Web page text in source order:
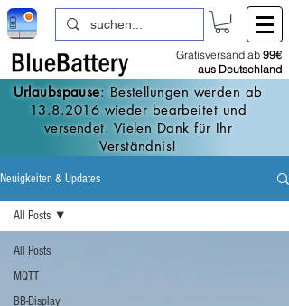
Gratisversand ab 99€
aus Deutschland
Urlaubspause: Bestellungen werden ab
13.8.2016 wieder bearbeitet und
versendet. Vielen Dank für Ihr
Verständnis!
Neuigkeiten & Updates
All Posts
MQTT
BB-Display
All Posts